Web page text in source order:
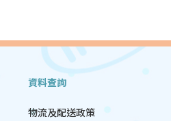
資料查詢
物流及配送政策